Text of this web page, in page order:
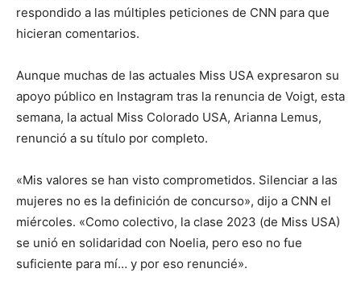
respondido a las múltiples peticiones de CNN para que
hicieran comentarios.
Aunque muchas de las actuales Miss USA expresaron su
apoyo público en Instagram tras la renuncia de Voigt, esta
semana, la actual Miss Colorado USA, Arianna Lemus,
renunció a su título por completo.
«Mis valores se han visto comprometidos. Silenciar a las
mujeres no es la definición de concurso», dijo a CNN el
miércoles. «Como colectivo, la clase 2023 (de Miss USA)
se unió en solidaridad con Noelia, pero eso no fue
suficiente para mí… y por eso renuncié».